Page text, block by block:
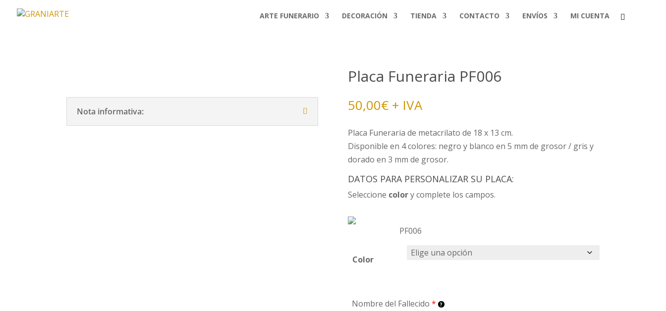
ARTE FUNERARIO DECORACIÓN TIENDA CONTACTO ENVÍOS MI CUENTA
Nota informativa:
Placa Funeraria PF006
50,00€ + IVA
Placa Funeraria de metacrilato de 18 x 13 cm.
Disponible en 4 colores: negro y blanco en 5 mm de grosor / gris y
dorado en 3 mm de grosor.
DATOS PARA PERSONALIZAR SU PLACA:
Seleccione colory complete los campos.
PF006
Color
Nombre del Fallecido *